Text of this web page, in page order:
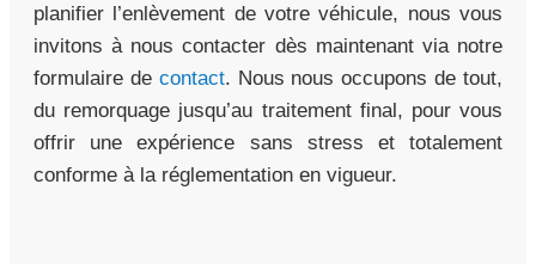
planifier l’enlèvement de votre véhicule, nous vous
invitons à nous contacter dès maintenant via notre
formulaire de contact. Nous nous occupons de tout,
du remorquage jusqu’au traitement final, pour vous
offrir une expérience sans stress et totalement
conforme à la réglementation en vigueur.